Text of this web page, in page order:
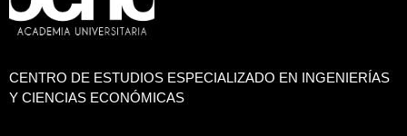
CENTRO DE ESTUDIOS ESPECIALIZADO EN INGENIERÍAS
Y CIENCIAS ECONÓMICAS